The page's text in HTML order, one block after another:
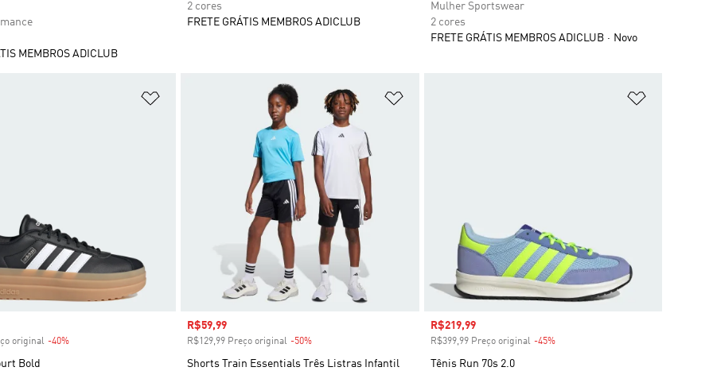
MEMBROS ADICLUB
2 cores
FRETE GRÁTIS MEMBROS ADICLUB
Mulher Sportswear
2 cores
FRETE GRÁTIS MEMBROS ADICLUB
Novo
Adicionar à Lista de Desejos
original -40%Desconto
Bold
Preço com desconto
R$59,99
R$129,99 Preço original -50%
Shorts Train Essentials Três Listras Infantil
Preço com desconto
R$219,99
R$399,99 Preço original -45%Desconto
Tênis Run 70s 2.0